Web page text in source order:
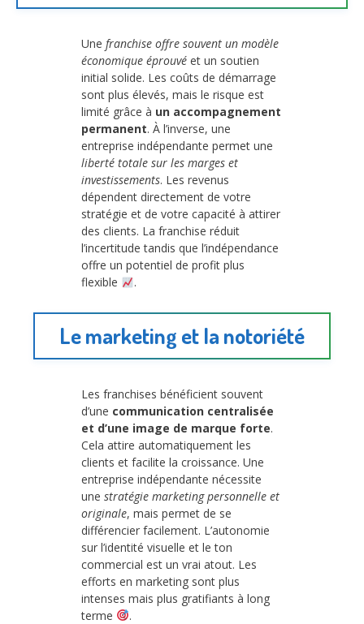
Une franchise offre souvent un modèle
économique éprouvé et un soutien
initial solide. Les coûts de démarrage
sont plus élevés, mais le risque est
limité grâce à un accompagnement
permanent. À l’inverse, une
entreprise indépendante permet une
liberté totale sur les marges et
investissements. Les revenus
dépendent directement de votre
stratégie et de votre capacité à attirer
des clients. La franchise réduit
l’incertitude tandis que l’indépendance
offre un potentiel de profit plus
flexible
.
Le marketing et la notoriété
Les franchises bénéficient souvent
d’une communication centralisée
et d’une image de marque forte.
Cela attire automatiquement les
clients et facilite la croissance. Une
entreprise indépendante nécessite
une stratégie marketing personnelle et
originale, mais permet de se
différencier facilement. L’autonomie
sur l’identité visuelle et le ton
commercial est un vrai atout. Les
efforts en marketing sont plus
intenses mais plus gratifiants à long
terme
.